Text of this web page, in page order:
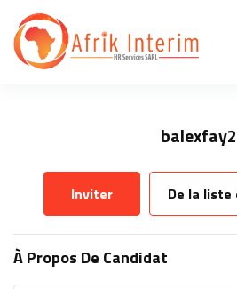
balexfay2
Inviter De la
À Propos De Candidat